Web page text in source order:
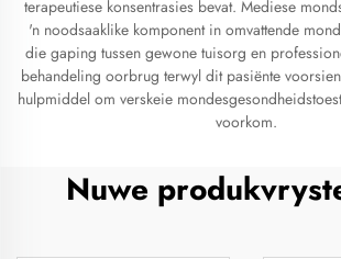
terapeutiese konsentrasies bevat. Mediese
'n noodsaaklike komponent in omvattende
die gaping tussen gewone tuisorg en
behandeling oorbrug terwyl dit pasiënte
hulpmiddel om verskeie
voorkom.
Nuwe